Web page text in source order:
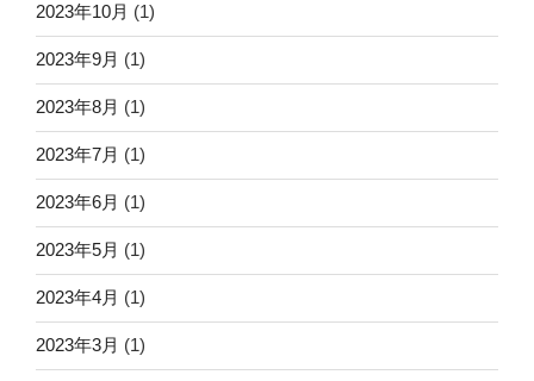
2023年10月 (1)
2023年9月 (1)
2023年8月 (1)
2023年7月 (1)
2023年6月 (1)
2023年5月 (1)
2023年4月 (1)
2023年3月 (1)